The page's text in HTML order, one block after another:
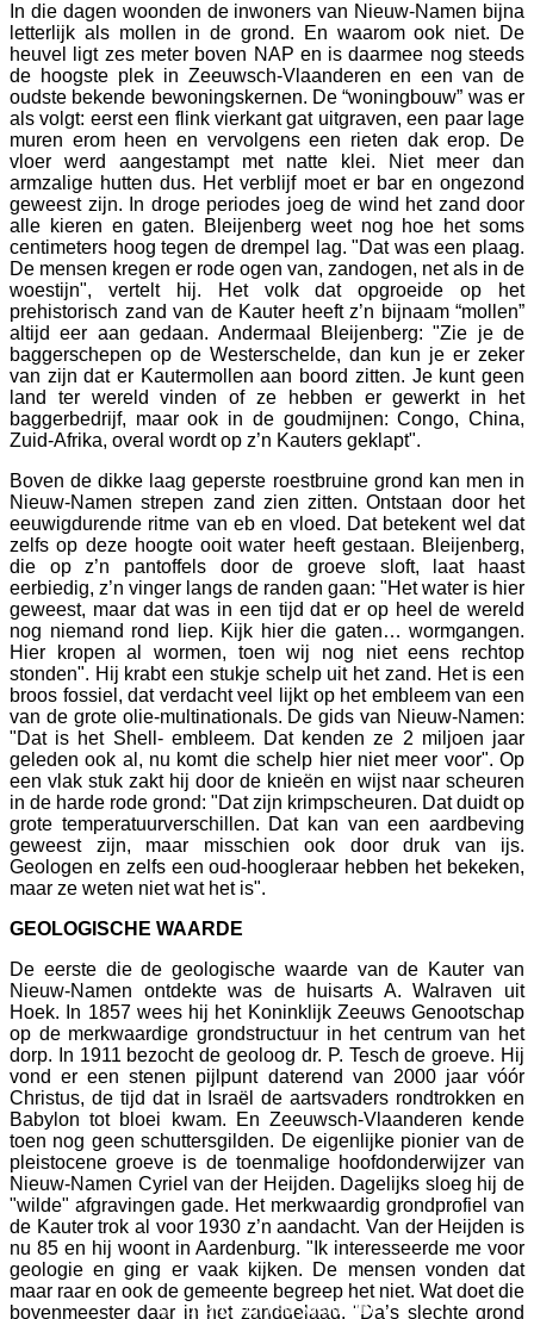
In die dagen woonden de inwoners van Nieuw-Namen bijna
letterlijk als mollen in de grond. En waarom ook niet. De
heuvel ligt zes meter boven NAP en is daarmee nog steeds
de hoogste plek in Zeeuwsch-Vlaanderen en een van de
oudste bekende bewoningskernen. De “woningbouw” was er
als volgt: eerst een flink vierkant gat uitgraven, een paar lage
muren erom heen en vervolgens een rieten dak erop. De
vloer werd aangestampt met natte klei. Niet meer dan
armzalige hutten dus. Het verblijf moet er bar en ongezond
geweest zijn. In droge periodes joeg de wind het zand door
alle kieren en gaten. Bleijenberg weet nog hoe het soms
centimeters hoog tegen de drempel lag. "Dat was een plaag.
De mensen kregen er rode ogen van, zandogen, net als in de
woestijn", vertelt hij. Het volk dat opgroeide op het
prehistorisch zand van de Kauter heeft z’n bijnaam “mollen”
altijd eer aan gedaan. Andermaal Bleijenberg: "Zie je de
baggerschepen op de Westerschelde, dan kun je er zeker
van zijn dat er Kautermollen aan boord zitten. Je kunt geen
land ter wereld vinden of ze hebben er gewerkt in het
baggerbedrijf, maar ook in de goudmijnen: Congo, China,
Zuid-Afrika, overal wordt op z’n Kauters geklapt".
Boven de dikke laag geperste roestbruine grond kan men in
Nieuw-Namen strepen zand zien zitten. Ontstaan door het
eeuwigdurende ritme van eb en vloed. Dat betekent wel dat
zelfs op deze hoogte ooit water heeft gestaan. Bleijenberg,
die op z’n pantoffels door de groeve sloft, laat haast
eerbiedig, z’n vinger langs de randen gaan: "Het water is hier
geweest, maar dat was in een tijd dat er op heel de wereld
nog niemand rond liep. Kijk hier die gaten… wormgangen.
Hier kropen al wormen, toen wij nog niet eens rechtop
stonden". Hij krabt een stukje schelp uit het zand. Het is een
broos fossiel, dat verdacht veel lijkt op het embleem van een
van de grote olie-multinationals. De gids van Nieuw-Namen:
"Dat is het Shell- embleem. Dat kenden ze 2 miljoen jaar
geleden ook al, nu komt die schelp hier niet meer voor". Op
een vlak stuk zakt hij door de knieën en wijst naar scheuren
in de harde rode grond: "Dat zijn krimpscheuren. Dat duidt op
grote temperatuurverschillen. Dat kan van een aardbeving
geweest zijn, maar misschien ook door druk van ijs.
Geologen en zelfs een oud-hoogleraar hebben het bekeken,
maar ze weten niet wat het is".
GEOLOGISCHE WAARDE
De eerste die de geologische waarde van de Kauter van
Nieuw-Namen ontdekte was de huisarts A. Walraven uit
Hoek. In 1857 wees hij het Koninklijk Zeeuws Genootschap
op de merkwaardige grondstructuur in het centrum van het
dorp. In 1911 bezocht de geoloog dr. P. Tesch de groeve. Hij
vond er een stenen pijlpunt daterend van 2000 jaar vóór
Christus, de tijd dat in Israël de aartsvaders rondtrokken en
Babylon tot bloei kwam. En Zeeuwsch-Vlaanderen kende
toen nog geen schuttersgilden. De eigenlijke pionier van de
pleistocene groeve is de toenmalige hoofdonderwijzer van
Nieuw-Namen Cyriel van der Heijden. Dagelijks sloeg hij de
"wilde" afgravingen gade. Het merkwaardig grondprofiel van
de Kauter trok al voor 1930 z’n aandacht. Van der Heijden is
nu 85 en hij woont in Aardenburg. "Ik interesseerde me voor
geologie en ging er vaak kijken. De mensen vonden dat
maar raar en ook de gemeente begreep het niet. Wat doet die
bovenmeester daar in het zandgelaag. "Da’s slechte grond
© 2019 Land Van Saeftinghe